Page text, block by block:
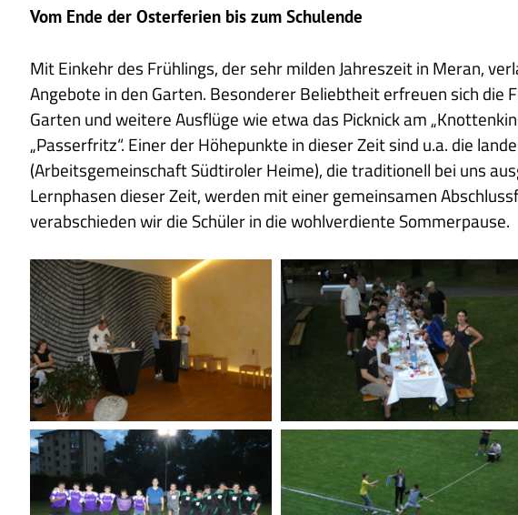
Vom Ende der Osterferien bis zum Schulende
Mit Einkehr des Frühlings, der sehr milden Jahreszeit in Meran,
Angebote in den Garten. Besonderer Beliebtheit erfreuen sich die
Garten und weitere Ausflüge wie etwa das Picknick am
„Passerfritz“. Einer der Höhepunkte in dieser Zeit sind u.a. die
(Arbeitsgemeinschaft Südtiroler Heime), die traditionell bei uns
Lernphasen dieser Zeit, werden mit einer gemeinsamen
verabschieden wir die Schüler in die wohlverdiente Sommerpause.
2025
05
27
Aschlußmesse
1
2025
06
19
Maturantenfeier
Schlussfeier
-
Finalspiel
Spiele